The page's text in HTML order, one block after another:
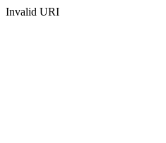
Invalid URI